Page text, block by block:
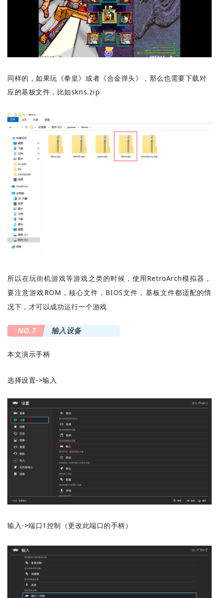
同样的，如果玩《拳皇》或者《合金弹头》，那么也需要下载对
应的基板文件，比如skns.zip
所以在玩街机游戏等游戏之类的时候，使用RetroArch模拟器，
要注意游戏ROM，核心文件，BIOS文件，基板文件都适配的情
况下，才可以成功运行一个游戏
NO.7 输入设备
本文演示手柄
选择设置->输入
输入->端口1控制（更改此端口的手柄）